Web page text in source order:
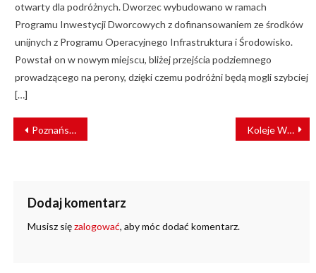
otwarty dla podróżnych. Dworzec wybudowano w ramach
Programu Inwestycji Dworcowych z dofinansowaniem ze środków
unijnych z Programu Operacyjnego Infrastruktura i Środowisko.
Powstał on w nowym miejscu, bliżej przejścia podziemnego
prowadzącego na perony, dzięki czemu podróżni będą mogli szybciej
[…]
NAWIGACJA
WPISU
Poznańska prokuratura podjęła decyzję ws. sprawcy wypadku kolejowego w Bolechowie Koleje Wielkopolskie rozpoczęły współpracę z Arrivą
Dodaj komentarz
Musisz sięzalogować, aby móc dodać komentarz.